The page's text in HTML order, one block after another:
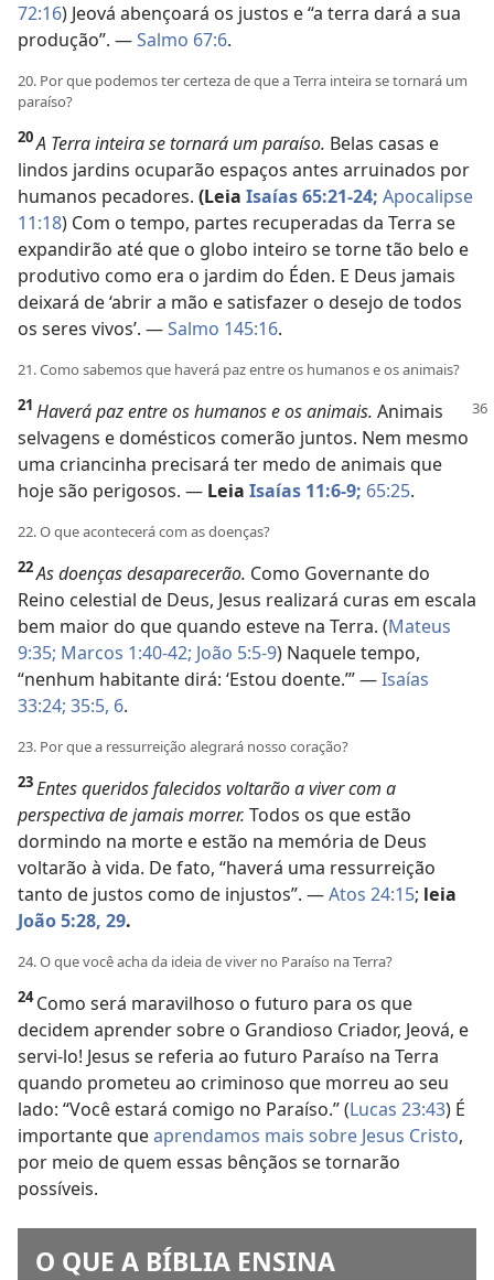
72:16) Jeová abençoará os justos e “a terra dará a sua
produção”. —Salmo 67:6.
20. Por que podemos ter certeza de que a Terra inteira se tornará um
paraíso?
20A Terra inteira se tornará um paraíso. Belas casas e
lindos jardins ocuparão espaços antes arruinados por
humanos pecadores. (Leia Isaías 65:21-24; Apocalipse
11:18) Com o tempo, partes recuperadas da Terra se
expandirão até que o globo inteiro se torne tão belo e
produtivo como era o jardim do Éden. E Deus jamais
deixará de ‘abrir a mão e satisfazer o desejo de todos
os seres vivos’. —Salmo 145:16.
21. Como sabemos que haverá paz entre os humanos e os animais?
21 Haverá paz entre os humanos e os animais. Animais
selvagens e domésticos comerão juntos. Nem mesmo
uma criancinha precisará ter medo de animais que
hoje são perigosos. — Leia Isaías 11:6-9; 65:25.
22. O que acontecerá com as doenças?
22As doenças desaparecerão. Como Governante do
Reino celestial de Deus, Jesus realizará curas em escala
bem maior do que quando esteve na Terra. (Mateus
9:35; Marcos 1:40-42; João 5:5-9) Naquele tempo,
“nenhum habitante dirá: ‘Estou doente.’” —Isaías
33:24; 35:5, 6.
23. Por que a ressurreição alegrará nosso coração?
23Entes queridos falecidos voltarão a viver com a
perspectiva de jamais morrer. Todos os que estão
dormindo na morte e estão na memória de Deus
voltarão à vida. De fato, “haverá uma ressurreição
tanto de justos como de injustos”. —Atos 24:15; leia
João 5:28, 29.
24. O que você acha da ideia de viver no Paraíso na Terra?
24Como será maravilhoso o futuro para os que
decidem aprender sobre o Grandioso Criador, Jeová, e
servi-lo! Jesus se referia ao futuro Paraíso na Terra
quando prometeu ao criminoso que morreu ao seu
lado: “Você estará comigo no Paraíso.” (Lucas 23:43) É
importante queaprendamos mais sobre Jesus Cristo,
por meio de quem essas bênçãos se tornarão
possíveis.
O QUE A BÍBLIA ENSINA